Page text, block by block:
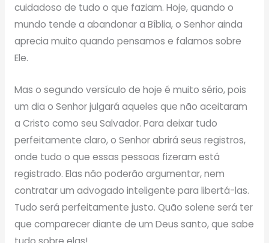
cuidadoso de tudo o que faziam. Hoje, quando o
mundo tende a abandonar a Bíblia, o Senhor ainda
aprecia muito quando pensamos e falamos sobre
Ele.
Mas o segundo versículo de hoje é muito sério, pois
um dia o Senhor julgará aqueles que não aceitaram
a Cristo como seu Salvador. Para deixar tudo
perfeitamente claro, o Senhor abrirá seus registros,
onde tudo o que essas pessoas fizeram está
registrado. Elas não poderão argumentar, nem
contratar um advogado inteligente para libertá-las.
Tudo será perfeitamente justo. Quão solene será ter
que comparecer diante de um Deus santo, que sabe